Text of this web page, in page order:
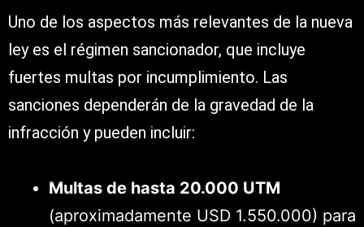
Uno de los aspectos más relevantes de la nueva
ley es el régimen sancionador, que incluye
fuertes multas por incumplimiento. Las
sanciones dependerán de la gravedad de la
infracción y pueden incluir:
Multas de hasta 20.000 UTM
(aproximadamente USD 1.550.000) para